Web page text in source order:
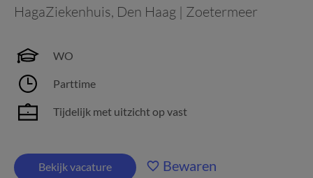
HagaZiekenhuis, Den Haag | Zoetermeer
WO
Parttime
Tijdelijk met uitzicht op vast
Bekijk vacature Bewaren